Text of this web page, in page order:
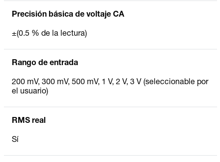
Precisión básica de voltaje CA
±(0.5 % de la lectura)
Rango de entrada
200 mV, 300 mV, 500 mV, 1 V, 2 V, 3 V (seleccionable por
el usuario)
RMS real
Sí